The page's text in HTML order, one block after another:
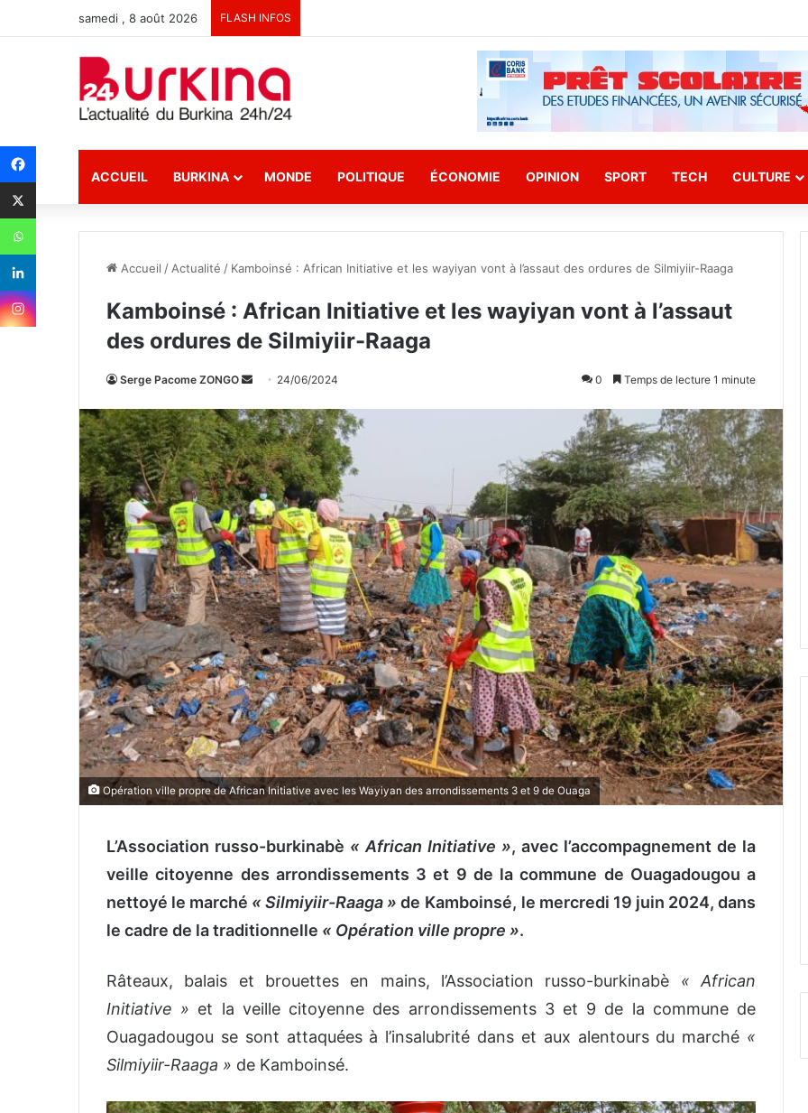
samedi , 8 août 2026 FLASH INFOS
ACCUEIL BURKINA MONDE POLITIQUE ÉCONOMIE OPINION SPORT TECH CULTURE
Accueil / Actualité / Kamboinsé : African Initiative et les wayiyan vont à l’assaut des ordures de Silmiyiir-Raaga
Kamboinsé : African Initiative et les wayiyan vont à l’assaut
des ordures de Silmiyiir-Raaga
Serge Pacome ZONGO
v
o
y
e
r
u
n
c
o
u
r
r
i
e
l
24/06/2024 0 Temps de lecture 1 minute
Opération ville propre de African Initiative avec les Wayiyan des arrondissements 3 et 9 de Ouaga
L’Association russo-burkinabè « African Initiative », avec l’accompagnement de la
veille citoyenne des arrondissements 3 et 9 de la commune de Ouagadougou a
nettoyé le marché « Silmiyiir-Raaga » de Kamboinsé, le mercredi 19 juin 2024, dans
le cadre de la traditionnelle « Opération ville propre ».
Râteaux, balais et brouettes en mains, l’Association russo-burkinabè « African
Initiative » et la veille citoyenne des arrondissements 3 et 9 de la commune de
Ouagadougou se sont attaquées à l’insalubrité dans et aux alentours du marché «
Silmiyiir-Raaga » de Kamboinsé.